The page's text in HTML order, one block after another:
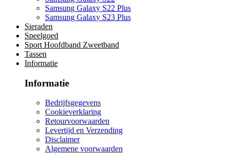
Samsung Galaxy S22 Plus
Samsung Galaxy S23 Plus
Sieraden
Speelgoed
Sport Hoofdband Zweetband
Tassen
Informatie
Informatie
Bedrijfsgegevens
Cookieverklaring
Retourvoorwaarden
Levertijd en Verzending
Disclaimer
Algemene voorwaarden